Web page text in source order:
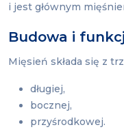
i jest głównym
Budowa i
Mięsień składa się z
długiej,
bocznej,
przyśrodkowej.